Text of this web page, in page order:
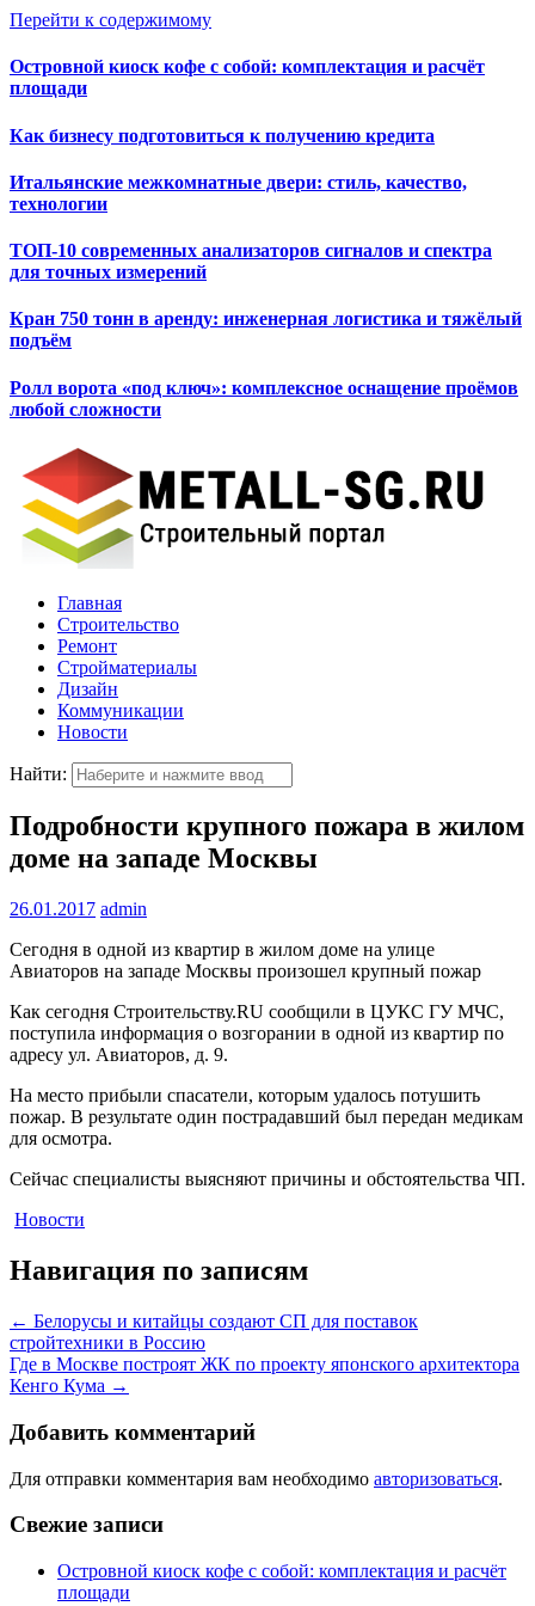
Перейти к содержимому
Островной киоск кофе с собой: комплектация и расчёт
площади
Как бизнесу подготовиться к получению кредита
Итальянские межкомнатные двери: стиль, качество,
технологии
ТОП-10 современных анализаторов сигналов и спектра
для точных измерений
Кран 750 тонн в аренду: инженерная логистика и тяжёлый
подъём
Ролл ворота «под ключ»: комплексное оснащение проёмов
любой сложности
Главная
Строительство
Ремонт
Стройматериалы
Дизайн
Коммуникации
Новости
Найти:
Подробности крупного пожара в жилом
доме на западе Москвы
26.01.2017 admin
Сегодня в одной из квартир в жилом доме на улице
Авиаторов на западе Москвы произошел крупный пожар
Как сегодня Строительству.RU сообщили в ЦУКС ГУ МЧС,
поступила информация о возгорании в одной из квартир по
адресу ул. Авиаторов, д. 9.
На место прибыли спасатели, которым удалось потушить
пожар. В результате один пострадавший был передан медикам
для осмотра.
Сейчас специалисты выясняют причины и обстоятельства ЧП.
Новости
Навигация по записям
← Белорусы и китайцы создают СП для поставок
стройтехники в Россию
Где в Москве построят ЖК по проекту японского архитектора
Кенго Кума →
Добавить комментарий
Для отправки комментария вам необходимо авторизоваться.
Свежие записи
Островной киоск кофе с собой: комплектация и расчёт
площади